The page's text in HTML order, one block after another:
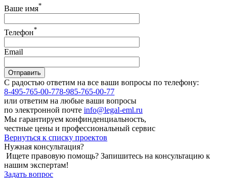
Ваше имя*
Телефон*
Email
С радостью ответим на все ваши вопросы по телефону:
8-495-765-00-778-985-765-00-77
или ответим на любые ваши вопросы
по электронной почте info@legal-eml.ru
Мы гарантируем конфинденциальность,
честные цены и профессиональный сервис
Вернуться к списку проектов
Нужная консультация?
Ищете правовую помощь? Запишитесь на консультацию к
нашим экспертам!
Задать вопрос